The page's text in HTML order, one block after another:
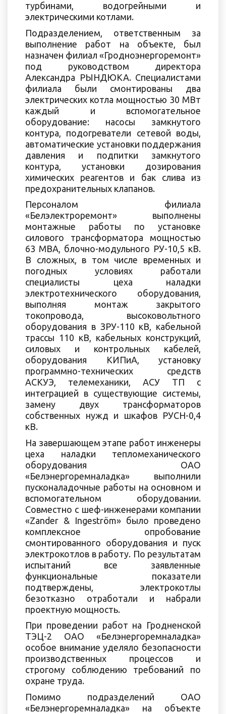
турбинами, водогрейными и
электрическими котлами.
Подразделением, ответственным за
выполнение работ на объекте, был
назначен филиал «Гродноэнергоремонт»
под руководством директора
Александра РЫНДЮКА. Специалистами
филиала были смонтированы два
электрических котла мощностью 30 МВт
каждый и вспомогательное
оборудование: насосы замкнутого
контура, подогреватели сетевой воды,
автоматические установки поддержания
давления и подпитки замкнутого
контура, установки дозирования
химических реагентов и бак слива из
предохранительных клапанов.
Персоналом филиала
«Белэлектроремонт» выполнены
монтажные работы по установке
силового трансформатора мощностью
63 МВА, блочно-модульного РУ-10,5 кВ.
В сложных, в том числе временных и
погодных условиях работали
специалисты цеха наладки
электротехнического оборудования,
выполняя монтаж закрытого
токопровода, высоковольтного
оборудования в ЗРУ-110 кВ, кабельной
трассы 110 кВ, кабельных конструкций,
силовых и контрольных кабелей,
оборудования КИПиА, установку
программно-технических средств
АСКУЭ, телемеханики, АСУ ТП с
интеграцией в существующие системы,
замену двух трансформаторов
собственных нужд и шкафов РУСН-0,4
кВ.
На завершающем этапе работ инженеры
цеха наладки тепломеханического
оборудования ОАО
«Белэнергоремналадка» выполнили
пусконаладочные работы на основном и
вспомогательном оборудовании.
Совместно с шеф-инженерами компании
«Zander & Ingeström» было проведено
комплексное опробование
смонтированного оборудования и пуск
электрокотлов в работу. По результатам
испытаний все заявленные
функциональные показатели
подтверждены, электрокотлы
безотказно отработали и набрали
проектную мощность.
При проведении работ на Гродненской
ТЭЦ-2 ОАО «Белэнергоремналадка»
особое внимание уделяло безопасности
производственных процессов и
строгому соблюдению требований по
охране труда.
Помимо подразделений ОАО
«Белэнергоремналадка» на объекте